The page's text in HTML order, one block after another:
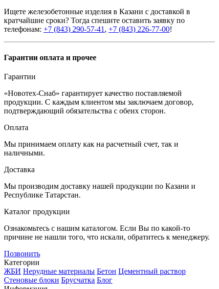
Ищете железобетонные изделия в Казани с доставкой в
кратчайшие сроки? Тогда спешите оставить заявку по
телефонам: +7 (843) 290-57-41, +7 (843) 226-77-00!
Гарантии оплата и прочее
Гарантии
«Новотех-Снаб» гарантирует качество поставляемой
продукции. С каждым клиентом мы заключаем договор,
подтверждающий обязательства с обеих сторон.
Оплата
Мы принимаем оплату как на расчетный счет, так и
наличными.
Доставка
Мы производим доставку нашей продукции по Казани и
Республике Татарстан.
Каталог продукции
Ознакомьтесь с нашим каталогом. Если Вы по какой-то
причине не нашли того, что искали, обратитесь к менеджеру.
Позвонить
Категории
ЖБИ Нерудные материалы Бетон Цементный раствор
Стеновые блоки Брусчатка Блог